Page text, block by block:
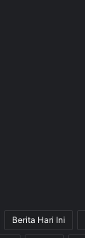
Berita Hari Ini